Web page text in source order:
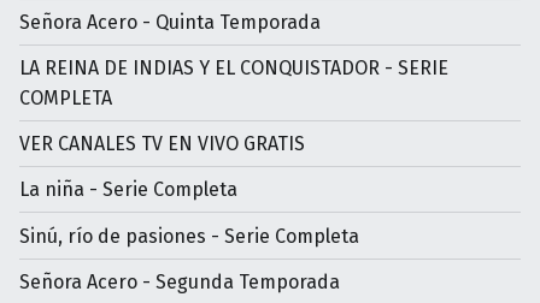
Señora Acero - Quinta Temporada
LA REINA DE INDIAS Y EL CONQUISTADOR - SERIE
COMPLETA
VER CANALES TV EN VIVO GRATIS
La niña - Serie Completa
Sinú, río de pasiones - Serie Completa
Señora Acero - Segunda Temporada